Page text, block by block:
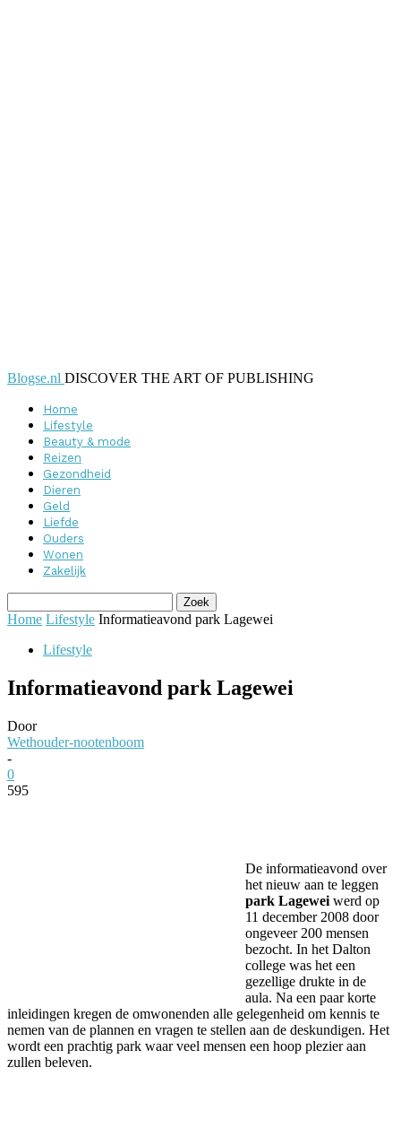
Blogse.nl DISCOVER THE ART OF PUBLISHING
Home
Lifestyle
Beauty & mode
Reizen
Gezondheid
Dieren
Geld
Liefde
Ouders
Wonen
Zakelijk
Home Lifestyle Informatieavond park Lagewei
Lifestyle
Informatieavond park Lagewei
Door
Wethouder-nootenboom
-
0
595
De informatieavond over
het nieuw aan te leggen
park Lagewei werd op
11 december 2008 door
ongeveer 200 mensen
bezocht. In het Dalton
college was het een
gezellige drukte in de
aula. Na een paar korte
inleidingen kregen de omwonenden alle gelegenheid om kennis te
nemen van de plannen en vragen te stellen aan de deskundigen. Het
wordt een prachtig park waar veel mensen een hoop plezier aan
zullen beleven.